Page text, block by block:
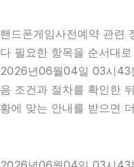
핸드폰게임사전예약 관련
다 필요한 항목을 순서대
2026년06월04일 03시43
음 조건과 절차를 확인한
황에 맞는 안내를 받으면